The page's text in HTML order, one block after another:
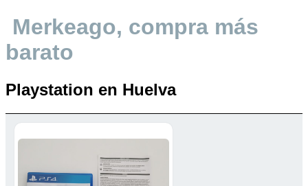
Merkeago, compra más
barato
Playstation en Huelva